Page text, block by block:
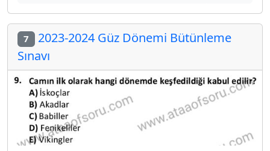
7 2023-2024 Güz Dönemi Bütünleme
Sınavı